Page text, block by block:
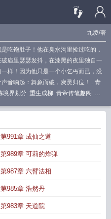
九凌/著
吃饱肚子！他在臭水沟里捡过吃的，
庙里瑟瑟发抖，在漆黑的夜里独自一
样！因为他只是一个小乞丐而已，没
音响起：舞象而破，爽灵归位！...青
境界划分 重生成柳 青帝传笔趣阁 青
青帝传说gl青帝传百度百科
青帝传说陈凡短剧第二集
女主是谁青帝传说重生在线阅读
介绍带领家族长生成仙
简介斗罗之青帝传说
第991章 成仙之道
第989章 可莉的炸弹
第987章 六臂法相
第985章 浩然丹
第983章 天道院